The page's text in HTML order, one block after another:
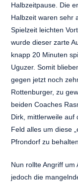
Halbzeitpause. Die
Halbzeit waren sehr
Spielzeit leichten
wurde dieser zarte
knapp 20 Minuten
Uguzer. Somit
gegen jetzt noch
Rottenburger, zu
beiden Coaches
Dirk, mittlerweile auf
Feld alles um diese
Pfrondorf zu behalten.
Nun rollte Angriff um
jedoch die